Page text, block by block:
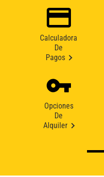
Calculadora
De
Pagos
Opciones
De
Alquiler